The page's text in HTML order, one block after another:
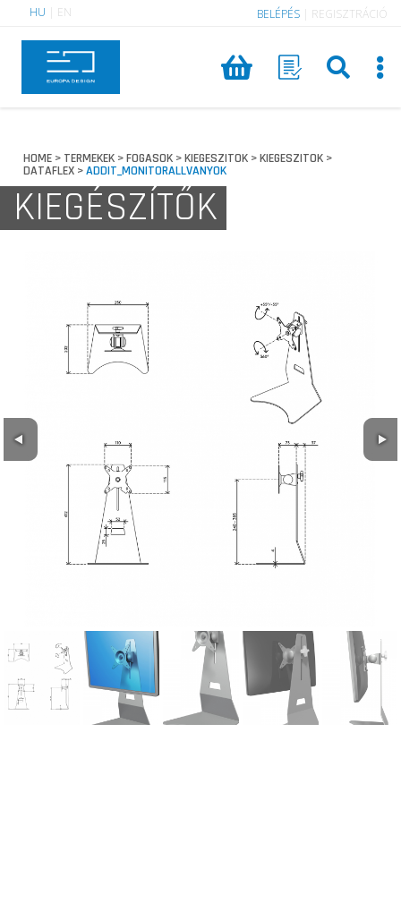
HU EN BELÉPÉS REGISZTRÁCIÓ
HOME > TERMEKEK >FOGASOK >KIEGESZITOK >KIEGESZITOK >
DATAFLEX >ADDIT_MONITORALLVANYOK
KIEGÉSZÍTŐK